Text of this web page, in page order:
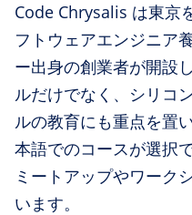
Code Chrysalis は東京
フトウェアエンジニア
ー出身の創業者が開設
ルだけでなく、シリコ
ルの教育にも重点を置
本語でのコースが選択
ミートアップやワーク
います。